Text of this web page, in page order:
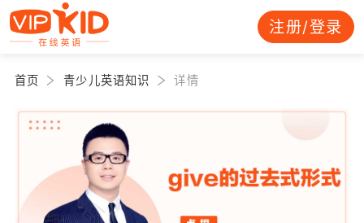
注册/登录
首页 青少儿英语知识 详情